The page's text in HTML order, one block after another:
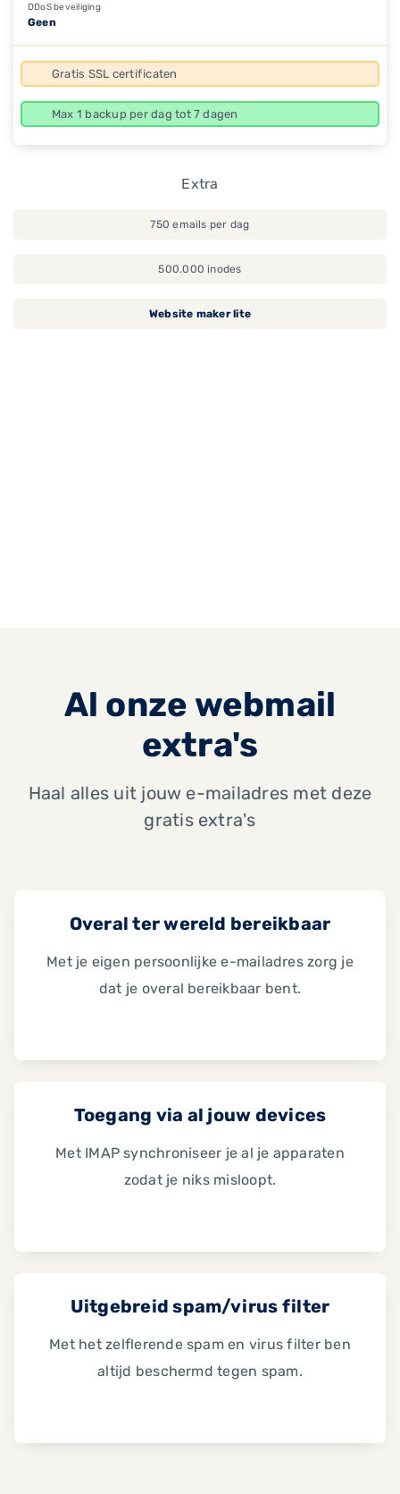
DDoS beveiliging
Geen
Gratis SSL certificaten
Max 1 backup per dag tot 7 dagen
Extra
750 emails per dag
500.000 inodes
Website maker lite
Al onze webmail
extra's
Haal alles uit jouw e-mailadres met deze
gratis extra's
Overal ter wereld bereikbaar
Met je eigen persoonlijke e-mailadres zorg je
dat je overal bereikbaar bent.
Toegang via al jouw devices
Met IMAP synchroniseer je al je apparaten
zodat je niks misloopt.
Uitgebreid spam/virus filter
Met het zelflerende spam en virus filter ben
altijd beschermd tegen spam.